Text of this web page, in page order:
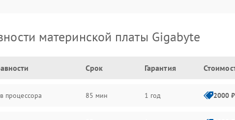
материнской платы Gigabyte
Срок Гарантия
процессора 85 мин 1 год 2000 ₽